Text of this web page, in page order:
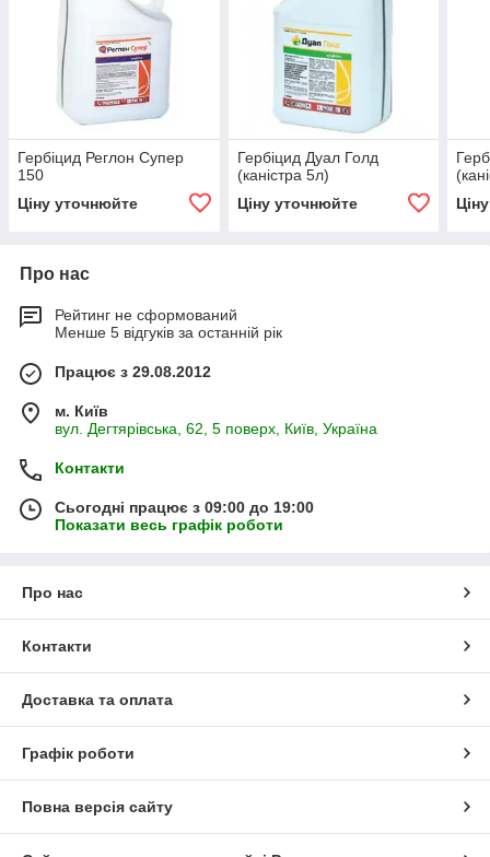
Гербіцид Реглон Супер
150
Ціну уточнюйте
Гербіцид Дуал Голд
(каністра 5л)
Ціну уточнюйте
Про нас
Рейтинг не сформований
Менше 5 відгуків за останній рік
Працює з 29.08.2012
м. Київ
вул. Дегтярівська, 62, 5 поверх, Київ, Україна
Контакти
Сьогодні працює з 09:00 до 19:00
Показати весь графік роботи
Про нас
Контакти
Доставка та оплата
Графік роботи
Повна версія сайту